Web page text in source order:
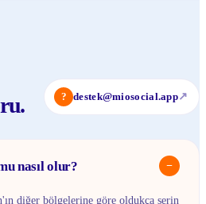
? destek@miosocial.app↗
nasıl olur? −
diğer bölgelerine göre oldukça serin